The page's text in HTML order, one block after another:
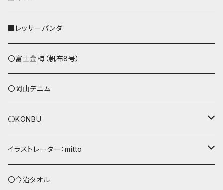
ストラップ付
L字ファスナー財布
その他
■レッサーパンダ
〇富士金梅（帆布8号）
〇岡山デニム
〇KONBU
ショルダーバッグ
あずまバッグ
イラストレーター：mitto
シマエナガ
〇今治タオル